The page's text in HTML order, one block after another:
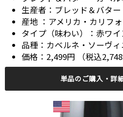
ブレッド＆バター
アメリカ・カリフ
赤ワイ
カベルネ・ソーヴ
2,499円 （税込2,748
単品のご購入・詳